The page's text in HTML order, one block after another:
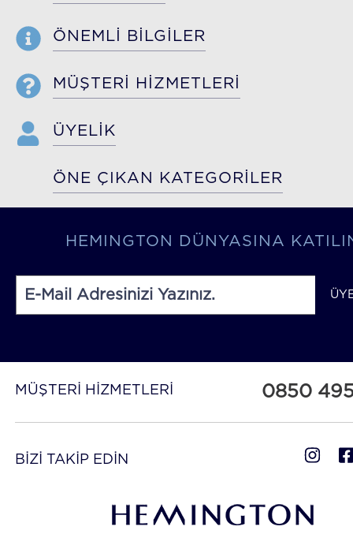
ÖNEMLİ BİLGİLER
MÜŞTERİ HİZMETLERİ
ÜYELİK
ÖNE ÇIKAN KATEGORİLER
HEMINGTON DÜNYASINA
MÜŞTERİ HİZMETLERİ 0850
BİZİ TAKİP EDİN